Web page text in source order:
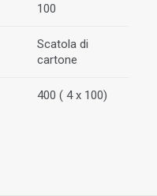
100
Scatola di
cartone
400 ( 4 x 100)